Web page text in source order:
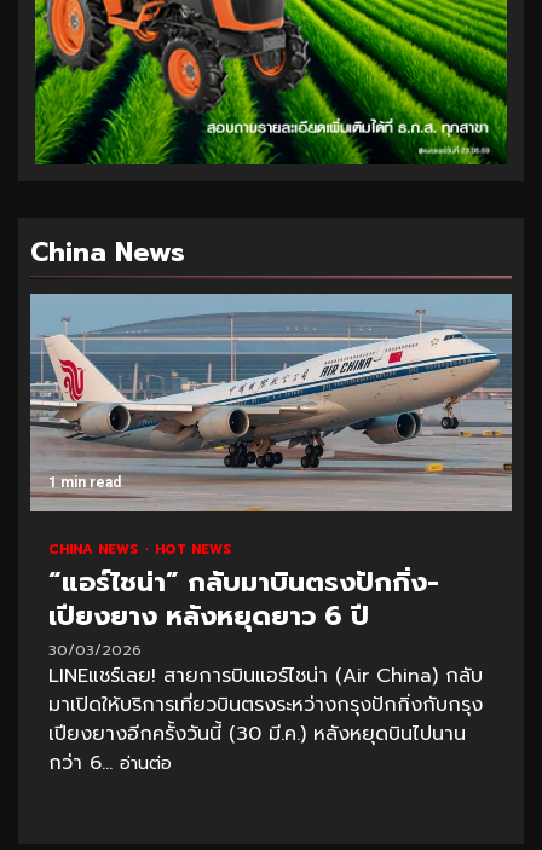
China News
1 min read
CHINA NEWS HOT NEWS
“แอร์ไชน่า” กลับมาบินตรงปักกิ่ง-
เปียงยาง หลังหยุดยาว 6 ปี
30/03/2026
LINEแชร์เลย! สายการบินแอร์ไชน่า (Air China) กลับ
มาเปิดให้บริการเที่ยวบินตรงระหว่างกรุงปักกิ่งกับกรุง
เปียงยางอีกครั้งวันนี้ (30 มี.ค.) หลังหยุดบินไปนาน
กว่า 6... อ่านต่อ